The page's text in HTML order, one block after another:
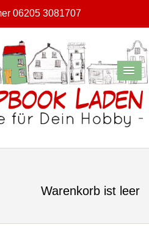
06205 3081707
Warenkorb ist leer